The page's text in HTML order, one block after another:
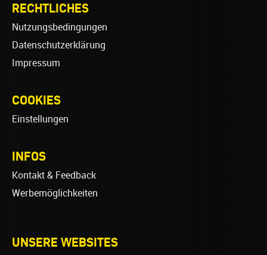
RECHTLICHES
Nutzungsbedingungen
Datenschutzerklärung
Impressum
COOKIES
Einstellungen
INFOS
Kontakt & Feedback
Werbemöglichkeiten
UNSERE WEBSITES